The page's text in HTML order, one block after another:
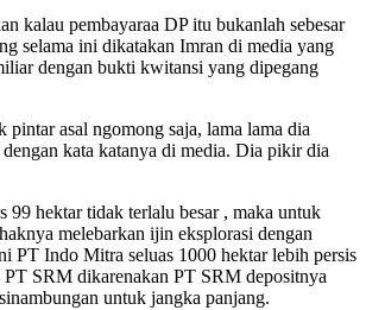
kalau pembayaraa DP itu bukanlah sebesar
selama ini dikatakan Imran di media yang
dengan bukti kwitansi yang dipegang
pintar asal ngomong saja, lama lama dia
kata katanya di media. Dia pikir dia
99 hektar tidak terlalu besar , maka untuk
melebarkan ijin eksplorasi dengan
PT Indo Mitra seluas 1000 hektar lebih persis
PT SRM dikarenakan PT SRM depositnya
untuk jangka panjang.